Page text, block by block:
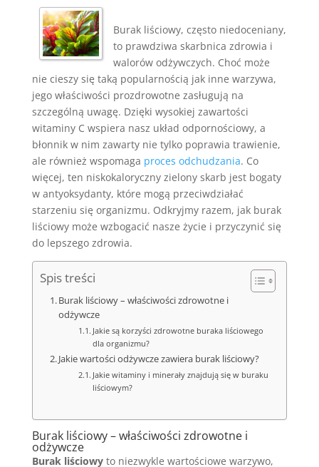
Burak liściowy, często niedoceniany,
to prawdziwa skarbnica zdrowia i
walorów odżywczych. Choć może
nie cieszy się taką popularnością jak inne warzywa,
jego właściwości prozdrowotne zasługują na
szczególną uwagę. Dzięki wysokiej zawartości
witaminy C wspiera nasz układ odpornościowy, a
błonnik w nim zawarty nie tylko poprawia trawienie,
ale również wspomaga proces odchudzania. Co
więcej, ten niskokaloryczny zielony skarb jest bogaty
w antyoksydanty, które mogą przeciwdziałać
starzeniu się organizmu. Odkryjmy razem, jak burak
liściowy może wzbogacić nasze życie i przyczynić się
do lepszego zdrowia.
Spis treści
Burak liściowy – właściwości zdrowotne i
odżywcze
Jakie są korzyści zdrowotne buraka liściowego
dla organizmu?
Jakie wartości odżywcze zawiera burak liściowy?
Jakie witaminy i minerały znajdują się w buraku
liściowym?
Burak liściowy – właściwości zdrowotne i
odżywcze
Burak liściowyto niezwykle wartościowe warzywo,